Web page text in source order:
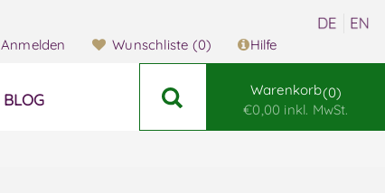
Anmelden Wunschliste (0) Hilfe
BLOG
Warenkorb 0
€0,00 inkl. MwSt.